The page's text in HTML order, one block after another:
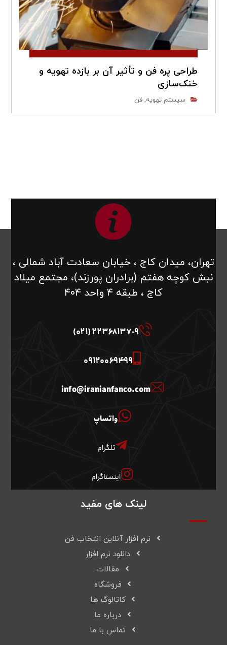
طراحی پره‌ فن و تأثیر آن بر بازده تهویه و
خنک‌سازی
سیستم تهویه,فن
تهران، میدان کاج ، خیابان سعادت آباد شمالی ،
نبش کوچه هفتم (برادران پورزند)، مجتمع میلاد
کاج ، طبقه ۴ واحد ۴۰۴
22368137-9 (021)
09120069499
info@iranianfanco.com
واتساپ
تلگرام
اینستاگرام
لینک های مفید
نرم افزار آنلاین انتخاب فن
دانلود نرم افزار
مقالات
فروشگاه
کاتالوگ ها
درباره ما
تماس با ما